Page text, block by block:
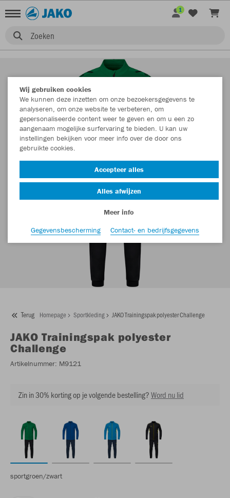
Zoeken
1
Terug Homepage Sportkleding JAKO Trainingspak polyester Challenge
JAKO Trainingspak polyester
Challenge
Artikelnummer: M9121
Zin in 30% korting op je volgende bestelling?Word nu lid
sportgroen/zwart
Wij gebruiken cookies
We kunnen deze inzetten om onze bezoekersgegevens te
analyseren, om onze website te verbeteren, om
gepersonaliseerde content weer te geven en om u een zo
aangenaam mogelijke surfervaring te bieden. U kan uw
instellingen bekijken voor meer info over de door ons
gebruikte cookies.
Accepteer alles
Alles afwijzen
Meer info
Gegevensbescherming
Contact- en bedrijfsgegevens